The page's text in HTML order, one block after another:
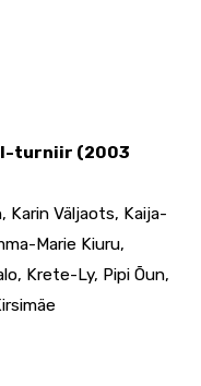
I-turniir (2003
Karin Väljaots, Kaija-
Marie Kiuru,
Krete-Ly, Pipi Õun,